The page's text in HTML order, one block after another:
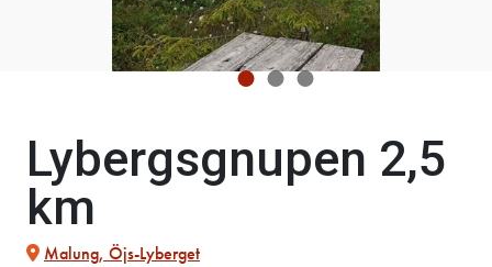
Lybergsgnupen 2,5
km
Malung, Öjs-Lyberget